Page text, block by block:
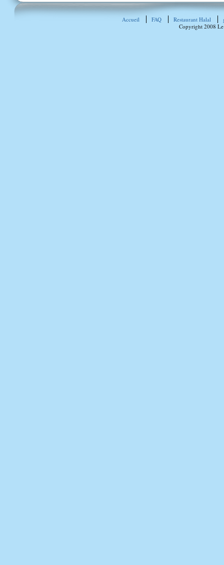
Accueil FAQ Restaurant Halal
Copyright 2008